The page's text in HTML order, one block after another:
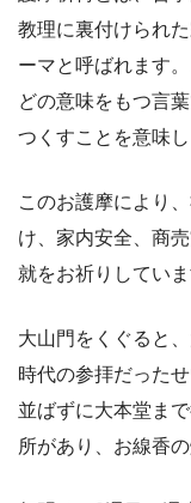
教理に裏付けられ
ーマと呼ばれます
どの意味をもつ言
つくすことを意味
このお護摩により
け、家内安全、商
就をお祈りしていま
大山門をくぐると
時代の参拝だった
並ばずに大本堂ま
所があり、お線香